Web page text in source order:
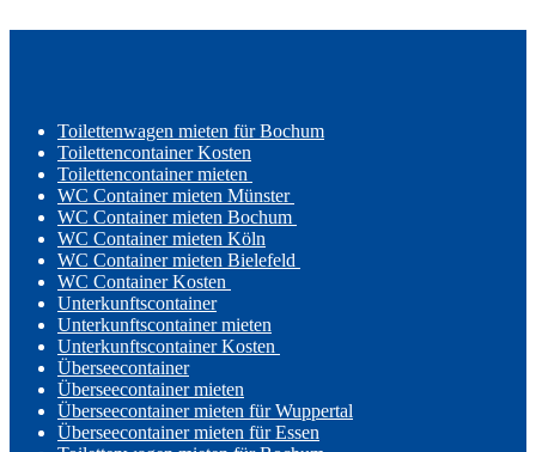
Toilettenwagen mieten für Bochum
Toilettencontainer Kosten
Toilettencontainer mieten
WC Container mieten Münster
WC Container mieten Bochum
WC Container mieten Köln
WC Container mieten Bielefeld
WC Container Kosten
Unterkunftscontainer
Unterkunftscontainer mieten
Unterkunftscontainer Kosten
Überseecontainer
Überseecontainer mieten
Überseecontainer mieten für Wuppertal
Überseecontainer mieten für Essen